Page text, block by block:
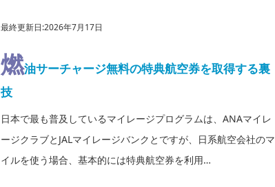
最終更新日:2026年7月17日
燃油サーチャージ無料の特典航空券を取得する裏
技
日本で最も普及しているマイレージプログラムは、ANAマイレ
ージクラブとJALマイレージバンクとですが、日系航空会社のマ
イルを使う場合、基本的には特典航空券を利用…